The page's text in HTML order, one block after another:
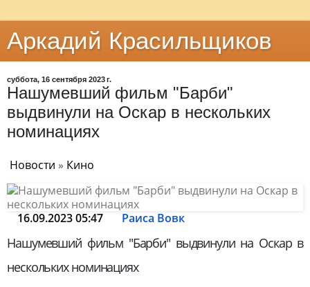
Аркадий Красильщиков
суббота, 16 сентября 2023 г.
Нашумевший фильм "Барби"
выдвинули на Оскар в нескольких
номинациях
Новости » Кино
16.09.2023 05:47 Раиса Вовк
Нашумевший фильм "Барби" выдвинули на Оскар в
нескольких номинациях